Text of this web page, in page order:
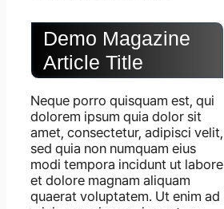
Demo Magazine
Article Title
Neque porro quisquam est, qui
dolorem ipsum quia dolor sit
amet, consectetur, adipisci velit,
sed quia non numquam eius
modi tempora incidunt ut labore
et dolore magnam aliquam
quaerat voluptatem. Ut enim ad